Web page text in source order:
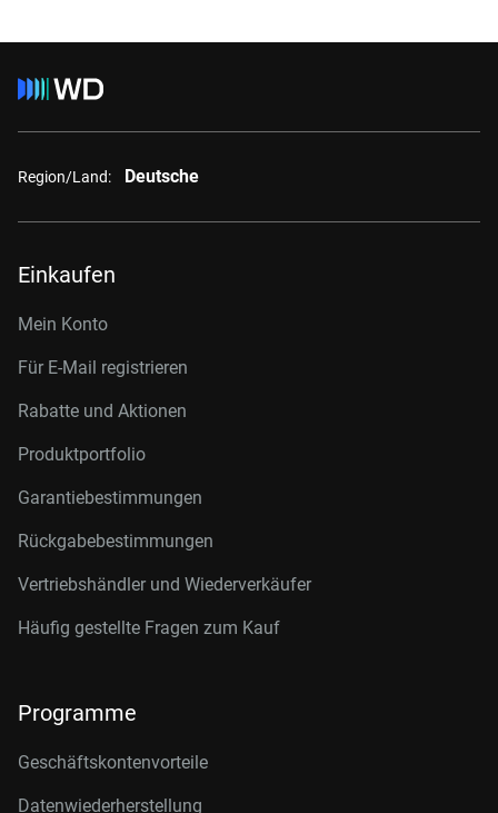
Region/Land: Deutsche
Einkaufen
Mein Konto
Für E-Mail registrieren
Rabatte und Aktionen
Produktportfolio
Garantiebestimmungen
Rückgabebestimmungen
Vertriebshändler und Wiederverkäufer
Häufig gestellte Fragen zum Kauf
Programme
Geschäftskontenvorteile
Datenwiederherstellung